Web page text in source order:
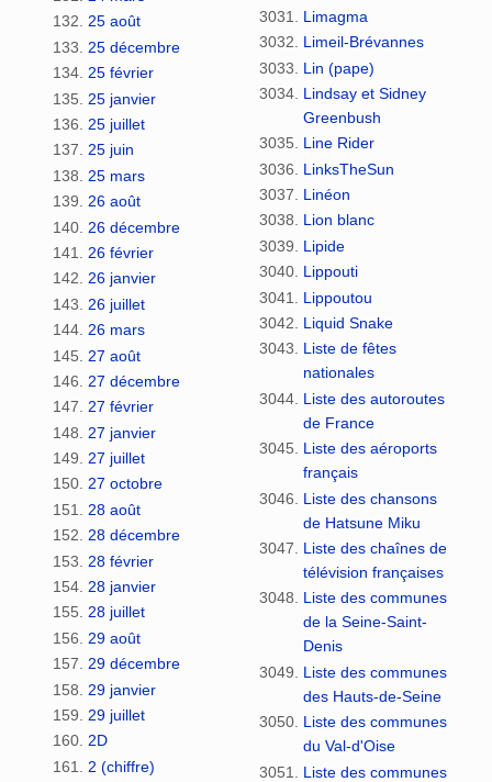
25 août
25 décembre
25 février
25 janvier
25 juillet
25 juin
25 mars
26 août
26 décembre
26 février
26 janvier
26 juillet
26 mars
27 août
27 décembre
27 février
27 janvier
27 juillet
27 octobre
28 août
28 décembre
28 février
28 janvier
28 juillet
29 août
29 décembre
29 janvier
29 juillet
2D
2 (chiffre)
Limagma
Limeil-Brévannes
Lin (pape)
Lindsay et Sidney
Greenbush
Line Rider
LinksTheSun
Linéon
Lion blanc
Lipide
Lippouti
Lippoutou
Liquid Snake
Liste de fêtes
nationales
Liste des autoroutes
de France
Liste des aéroports
français
Liste des chansons
de Hatsune Miku
Liste des chaînes de
télévision françaises
Liste des communes
de la Seine-Saint-
Denis
Liste des communes
des Hauts-de-Seine
Liste des communes
du Val-d'Oise
Liste des communes